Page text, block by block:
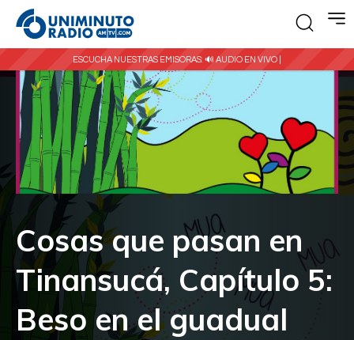
ESCUCHA NUESTRAS EMISORAS: 🔊 AUDIO EN VIVO |
Cosas que pasan en
Tinansucá, Capítulo 5:
Beso en el guadual